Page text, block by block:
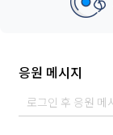
응원 메시지